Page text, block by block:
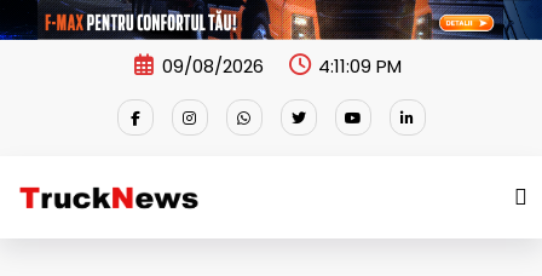
Skip
to
09/08/2026 4:11:09 PM